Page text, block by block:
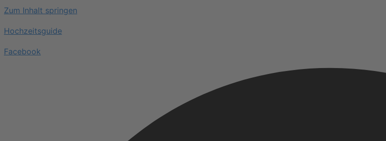
Zum Inhalt springen
Hochzeitsguide
Facebook